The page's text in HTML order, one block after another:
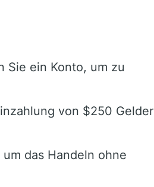
Sie ein Konto, um zu
von $250 Gelder
das Handeln ohne